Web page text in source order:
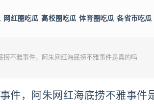
网红圈吃瓜 高校圈吃瓜 体育圈吃瓜 各省市吃瓜
捞不雅事件，阿朱网红海底捞不雅事件是真的吗
件，阿朱网红海底捞不雅事件